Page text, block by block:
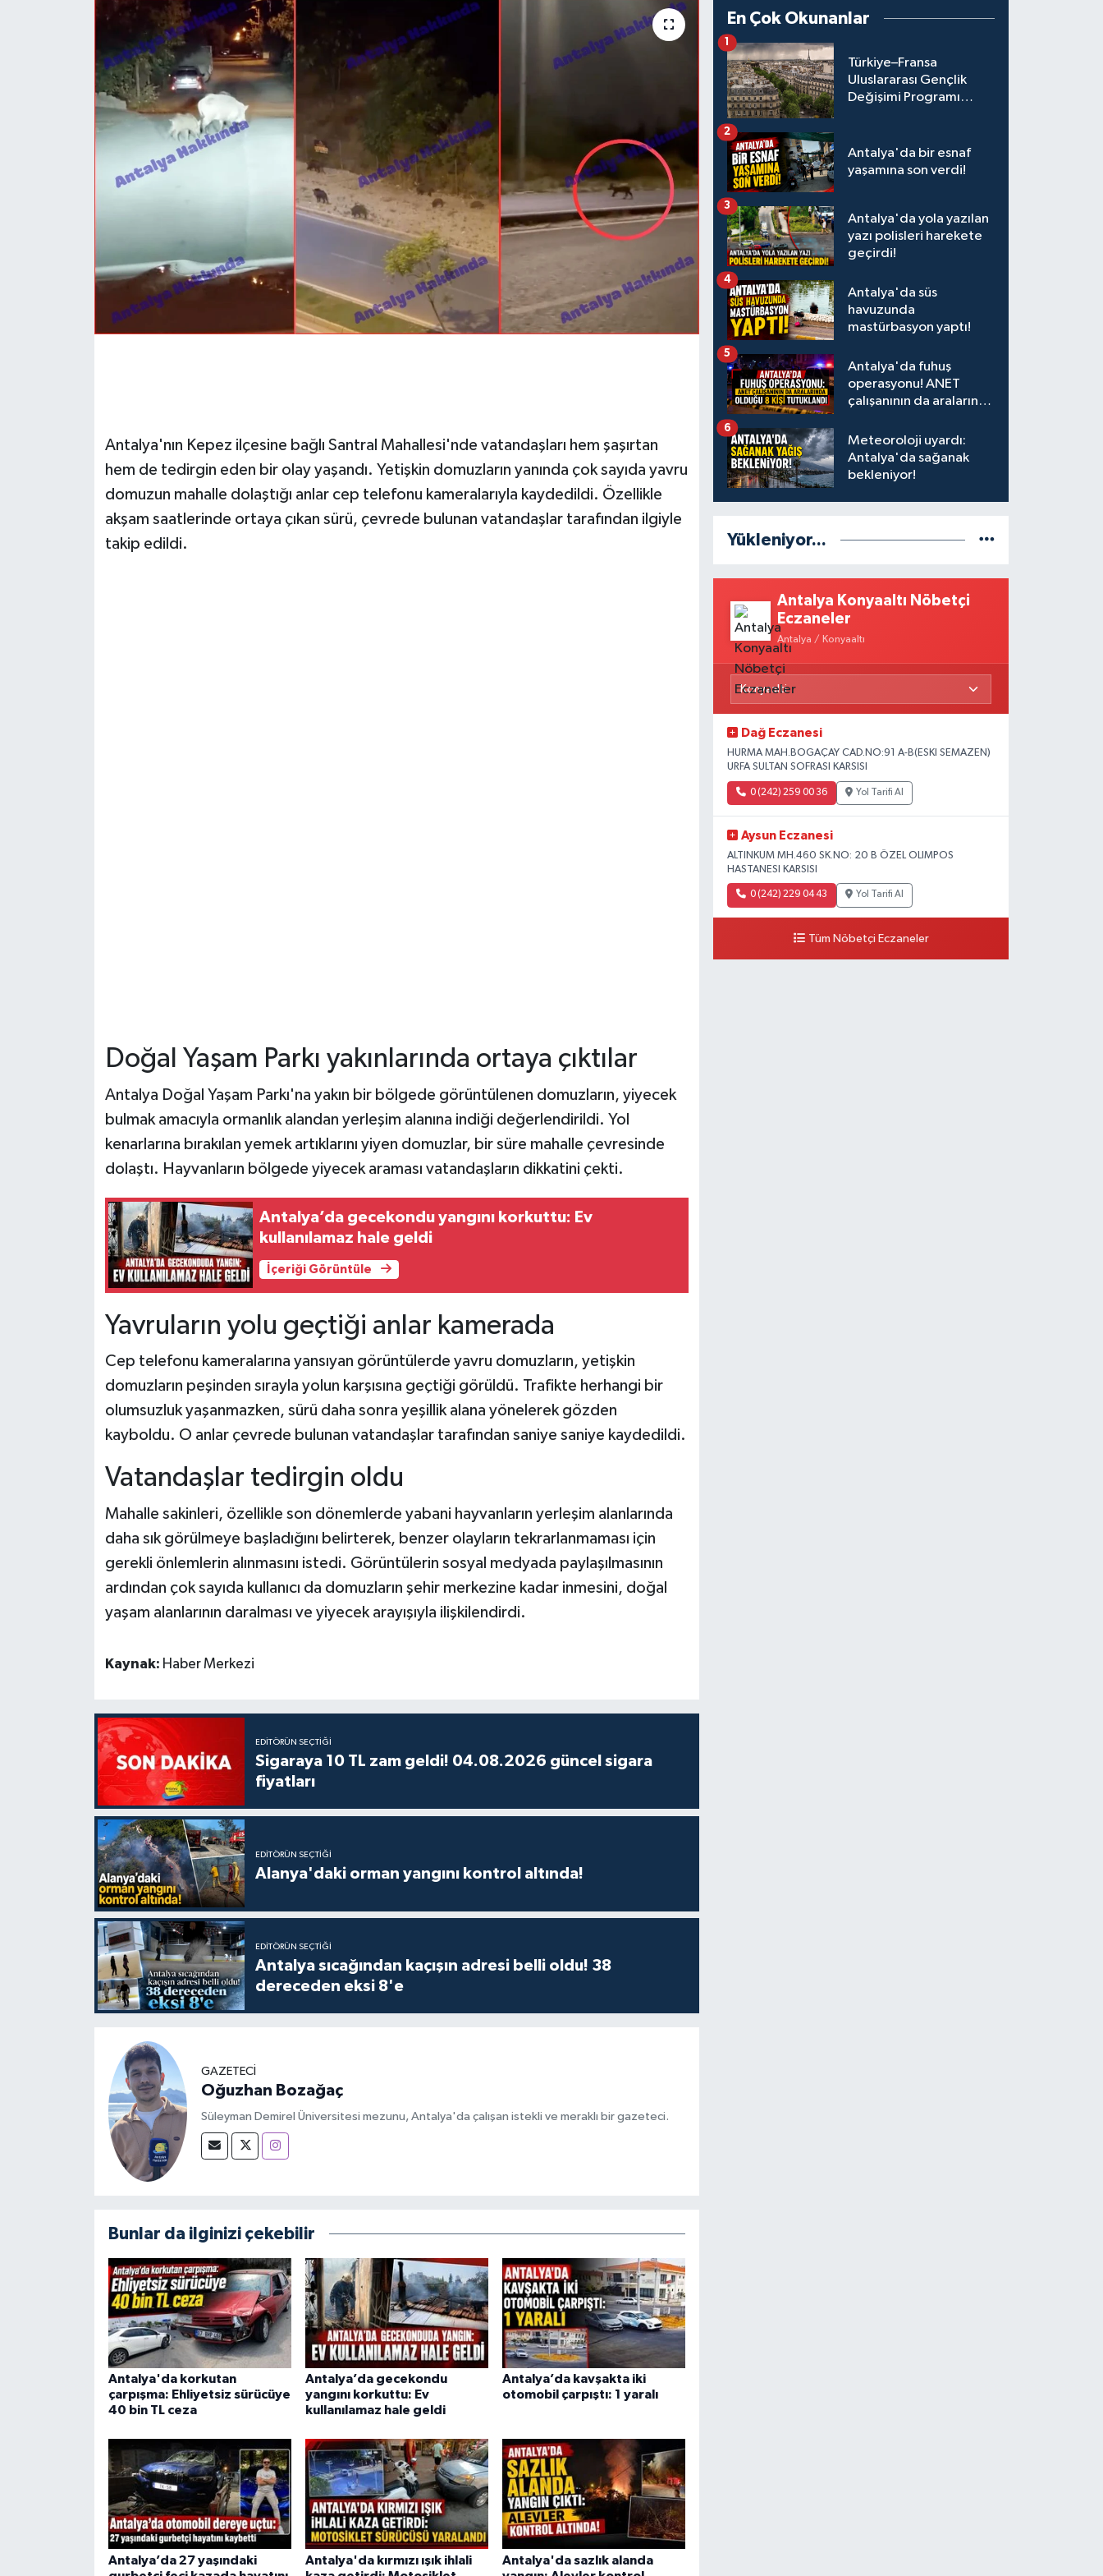
Antalya'nın Kepez ilçesine bağlı Santral Mahallesi'nde vatandaşları hem şaşırtan
hem de tedirgin eden bir olay yaşandı. Yetişkin domuzların yanında çok sayıda yavru
domuzun mahalle dolaştığı anlar cep telefonu kameralarıyla kaydedildi. Özellikle
akşam saatlerinde ortaya çıkan sürü, çevrede bulunan vatandaşlar tarafından ilgiyle
takip edildi.
Doğal Yaşam Parkı yakınlarında ortaya çıktılar
Antalya Doğal Yaşam Parkı'na yakın bir bölgede görüntülenen domuzların, yiyecek
bulmak amacıyla ormanlık alandan yerleşim alanına indiği değerlendirildi. Yol
kenarlarına bırakılan yemek artıklarını yiyen domuzlar, bir süre mahalle çevresinde
dolaştı. Hayvanların bölgede yiyecek araması vatandaşların dikkatini çekti.
Antalya’da gecekondu yangını korkuttu: Ev
kullanılamaz hale geldi
İçeriği Görüntüle
Yavruların yolu geçtiği anlar kamerada
Cep telefonu kameralarına yansıyan görüntülerde yavru domuzların, yetişkin
domuzların peşinden sırayla yolun karşısına geçtiği görüldü. Trafikte herhangi bir
olumsuzluk yaşanmazken, sürü daha sonra yeşillik alana yönelerek gözden
kayboldu. O anlar çevrede bulunan vatandaşlar tarafından saniye saniye kaydedildi.
Vatandaşlar tedirgin oldu
Mahalle sakinleri, özellikle son dönemlerde yabani hayvanların yerleşim alanlarında
daha sık görülmeye başladığını belirterek, benzer olayların tekrarlanmaması için
gerekli önlemlerin alınmasını istedi. Görüntülerin sosyal medyada paylaşılmasının
ardından çok sayıda kullanıcı da domuzların şehir merkezine kadar inmesini, doğal
yaşam alanlarının daralması ve yiyecek arayışıyla ilişkilendirdi.
Kaynak: Haber Merkezi
EDITÖRÜN SEÇTIĞI
Sigaraya 10 TL zam geldi! 04.08.2026 güncel sigara
fiyatları
EDITÖRÜN SEÇTIĞI
Alanya'daki orman yangını kontrol altında!
EDITÖRÜN SEÇTIĞI
Antalya sıcağından kaçışın adresi belli oldu! 38
dereceden eksi 8'e
GAZETECİ
Oğuzhan Bozağaç
Süleyman Demirel Üniversitesi mezunu, Antalya'da çalışan istekli ve meraklı bir gazeteci.
Bunlar da ilginizi çekebilir
Antalya'da korkutan
çarpışma: Ehliyetsiz sürücüye
40 bin TL ceza
Antalya’da gecekondu
yangını korkuttu: Ev
kullanılamaz hale geldi
Antalya’da kavşakta iki
otomobil çarpıştı: 1 yaralı
Antalya’da 27 yaşındaki
Antalya'da kırmızı ışık ihlali
Antalya'da sazlık alanda
En Çok Okunanlar
Türkiye–Fransa
Uluslararası Gençlik
Değişimi Programı
1
Antalya'da bir esnaf
yaşamına son verdi!
2
Antalya'da yola yazılan
yazı polisleri harekete
geçirdi!
3
Antalya'da süs
havuzunda
mastürbasyon yaptı!
4
Antalya'da fuhuş
operasyonu! ANET
çalışanının da aralarında
5
Meteoroloji uyardı:
Antalya'da sağanak
bekleniyor!
6
Yükleniyor...
Antalya Konyaaltı Nöbetçi
Eczaneler
Antalya / Konyaaltı
Dağ Eczanesi
HURMA MAH.BOGAÇAY CAD.NO:91 A-B(ESKI SEMAZEN)
URFA SULTAN SOFRASI KARSISI
0 (242) 259 00 36 Yol Tarifi Al
Aysun Eczanesi
ALTINKUM MH.460 SK.NO: 20 B ÖZEL OLIMPOS
HASTANESI KARSISI
0 (242) 229 04 43 Yol Tarifi Al
Tüm Nöbetçi Eczaneler
Resmi Reklamlar